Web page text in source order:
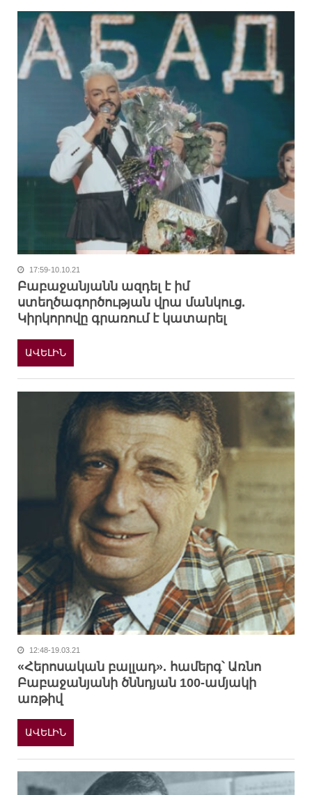
17:59-10.10.21
Բաբաջանյանն ազդել է իմ
ստեղծագործության վրա մանկուց.
Կիրկորովը գրառում է կատարել
ԱՎԵԼԻՆ
12:48-19.03.21
«Հերոսական բալլադ». համերգ՝ Առնո
Բաբաջանյանի ծննդյան 100-ամյակի
առթիվ
ԱՎԵԼԻՆ